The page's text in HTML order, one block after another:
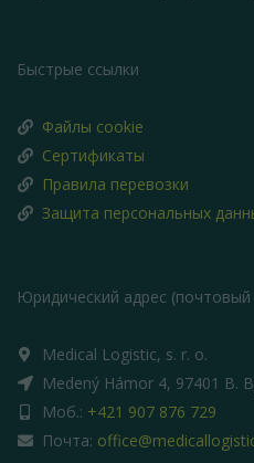
Быстрые ссылки
Файлы cookie
Сертификаты
Правила перевозки
Защита персональных
Юридический адрес (почтовый
Medical Logistic, s. r. o.
Medený Hámor 4, 97401 B.
Моб.: +421 907 876 729
Почта: